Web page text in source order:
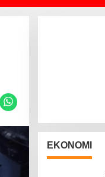
EKONOMI